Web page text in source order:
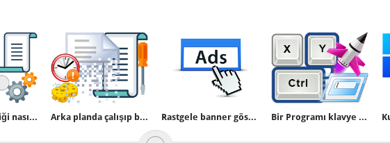
Vbscript özelliği nasıl aktif edilir yada kapatılır Arka planda çalışıp belirli bir dosyayı bulursa silen vbs Rastgele banner gösterimi Bir Programı klavye kısayolu ile başlatın